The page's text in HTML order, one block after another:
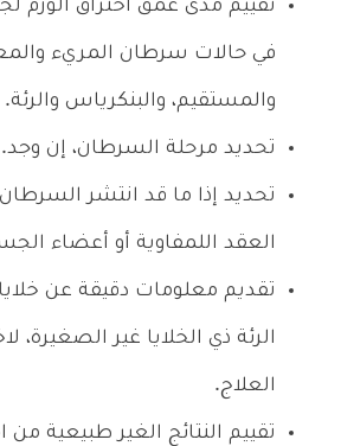
تقييم مدى عمق اختراق الورم
في حالات سرطان المريء
والمستقيم، والبنكرياس والرئة.
تحديد مرحلة السرطان، إن وجد.
تحديد إذا ما قد انتشر
العقد اللمفاوية أو أعضاء
تقديم معلومات دقيقة عن
الرئة ذي الخلايا غير الصغيرة،
العلاج.
تقييم النتائج الغير طبيعية من